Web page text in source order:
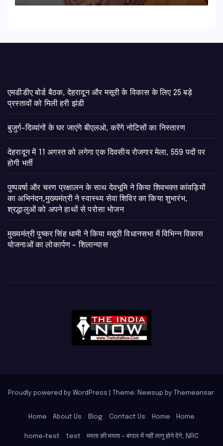
हाथों से परोसा भोजन
एमडीडीए बोर्ड बैठक, देहरादून और मसूरी के विकास के लिए 25 बड़े
प्रस्तावों को मिली हरी झंडी
बुजुर्ग-दिव्यांगों के घर जाएंगे बीएलओ, करेंगे नोटिसों का निस्तारण
​देहरादून में 11 अगस्त को लगेगा एक दिवसीय रोजगार मेला, 559 पदों पर
होगी भर्ती
पुष्पवर्षा और चरण प्रक्षालन के साथ देवभूमि ने किया शिवभक्त कांवड़ियों
का अभिनंदन,मुख्यमंत्री ने स्वास्थ्य सेवा शिविर का किया शुभारंभ,
श्रद्धालुओं को अपने हाथों से परोसा भोजन
मुख्यमंत्री पुष्कर सिंह धामी ने किया मसूरी विधानसभा में विभिन्न विकास
योजनाओं का लोकार्पण – शिलान्यास
Proudly powered by WordPress Theme: Newsup by Themeansar.
Home About Us Blog Contact Us Home Home
home-test test ममता की ममता – बंगाल में नहीं लागू होने देंगे, NRC